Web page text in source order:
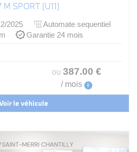
SPORT (U11)
2025
Automate sequentiel
Garantie 24 mois
ou 387.00 €
/ mois i
le véhicule